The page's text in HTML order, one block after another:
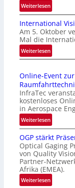
Weiterlesen:
H
o
m
e
p
a
e
‚
H
y
p
e
r
s
p
e
c
t
International
Am 5. Oktober
Mal die
Weiterlesen:
I
t
e
r
n
a
t
o
n
a
l
V
Online-Event
InfraTec
kostenloses
in Aerospace
Weiterlesen:
O
n
l
i
n
e
-
OGP stärkt
Optical Gaging
von Quality
Partner-
Afrika (EMEA).
Weiterlesen: